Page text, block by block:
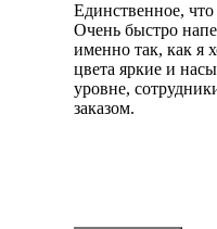
Единственное,
Очень быстро
именно так, как я
цвета яркие и
уровне,
заказом.